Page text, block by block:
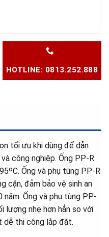
HOTLINE: 0813.252.888
tối ưu khi dùng để dẫn
công nghiệp. Ống PP-R
Ống và phụ tùng PP-R
cặn, đảm bảo vệ sinh an
Ống và phụ tùng PP-
lượng nhẹ hơn hẳn so với
dễ thi công lắp đặt.